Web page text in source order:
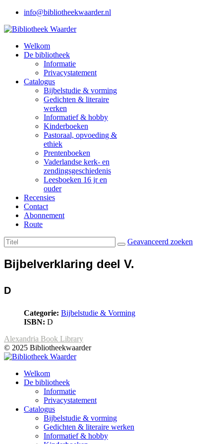
info@bibliotheekwaarder.nl
Welkom
De bibliotheek
Informatie
Privacystatement
Catalogus
Bijbelstudie & vorming
Gedichten & literaire
werken
Informatief & hobby
Kinderboeken
Pastoraal, opvoeding &
ethiek
Prentenboeken
Vaderlandse kerk- en
zendingsgeschiedenis
Leesboeken 16 jr en
ouder
Recensies
Contact
Abonnement
Route
Geavanceerd zoeken
Bijbelverklaring deel V.
D
Categorie: Bijbelstudie & Vorming
ISBN: D
Alexandria Book Library
© 2025 Bibliotheekwaarder
Welkom
De bibliotheek
Informatie
Privacystatement
Catalogus
Bijbelstudie & vorming
Gedichten & literaire werken
Informatief & hobby